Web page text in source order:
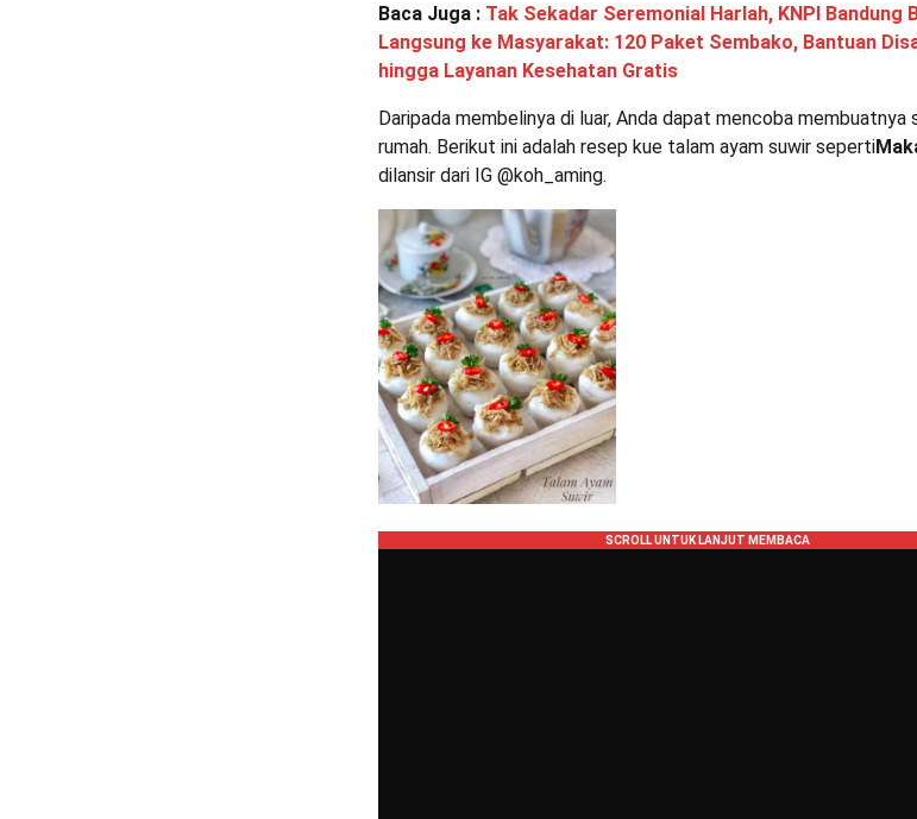
Baca Juga : Tak Sekadar Seremonial Harlah, KNPI Bandung
Langsung ke Masyarakat: 120 Paket Sembako, Bantuan
hingga Layanan Kesehatan Gratis
Daripada membelinya di luar, Anda dapat mencoba membuatnya
rumah. Berikut ini adalah resep kue talam ayam suwir seperti
dilansir dari IG @koh_aming.